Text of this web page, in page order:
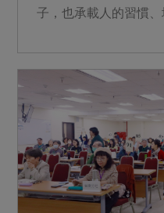
子，也承載人的習慣